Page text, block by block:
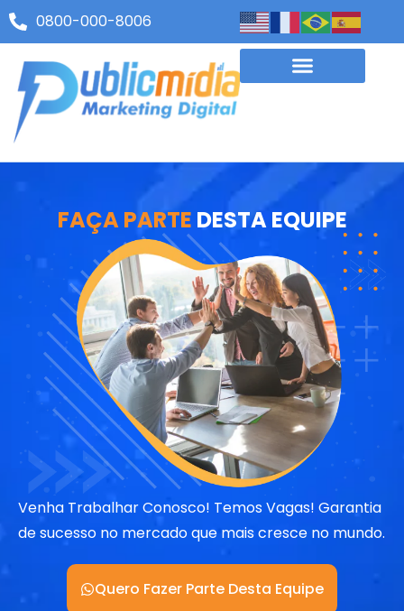
0800-000-8006
FAÇA PARTE DESTA EQUIPE
Venha Trabalhar Conosco! Temos Vagas!​ Garantia
de sucesso no mercado que mais cresce no mundo.
Quero Fazer Parte Desta Equipe